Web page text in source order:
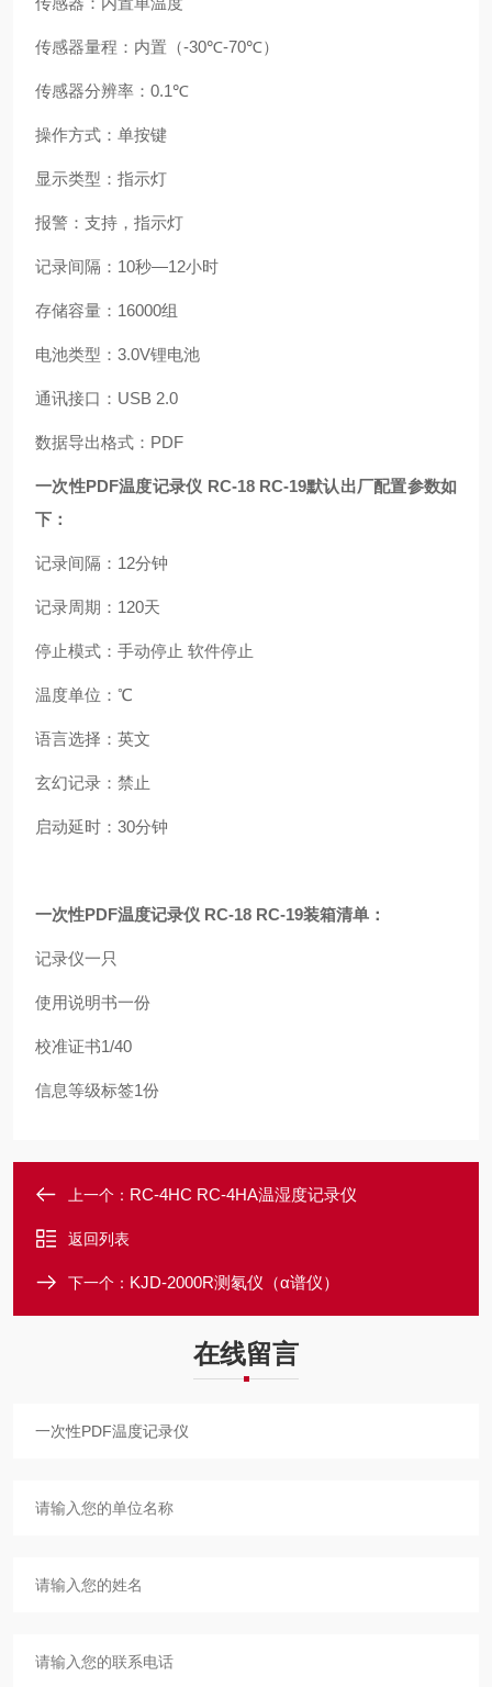
传感器量程：内置（-30℃-70℃）
传感器分辨率： 0.1℃
操作方式：单按键
显示类型：指示灯
报警：支持，指示灯
记录间隔： 10秒—12小时
存储容量： 16000组
电池类型： 3.0V锂电池
通讯接口： USB 2.0
数据导出格式： PDF
一次性PDF温度记录仪 RC-18 RC-19默认出厂配置参数如
下：
记录间隔： 12分钟
记录周期： 120天
停止模式：手动停止 软件停止
温度单位：℃
语言选择：英文
玄幻记录：禁止
启动延时： 30分钟
一次性PDF温度记录仪 RC-18 RC-19装箱清单：
记录仪一只
使用说明书一份
校准证书1/40
信息等级标签1份
上一个： RC-4HC RC-4HA温湿度记录仪
返回列表
下一个： KJD-2000R测氡仪（α谱仪）
在线留言